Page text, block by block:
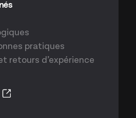
pratiques
retours d’expérience